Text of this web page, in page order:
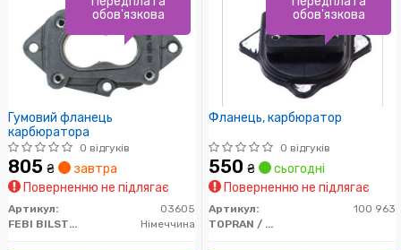
Гумовий фланець
карбюратора
0 відгуків
805 ₴
завтра
Поверненню не підлягає
Артикул:
03605
FEBI BILSTEIN
Німеччина
обов'язкова
Фланець, карбюратор
0 відгуків
550 ₴
сьогодні
Поверненню не підлягає
Артикул:
100 963
TOPRAN / HANS PRIES
обов'язкова